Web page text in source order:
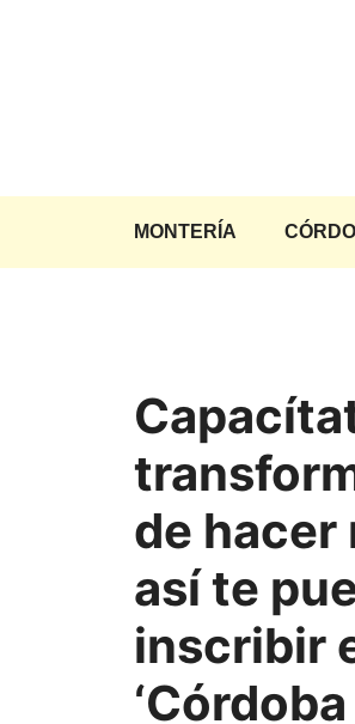
MONTERÍA
de hacer
así te
inscribir